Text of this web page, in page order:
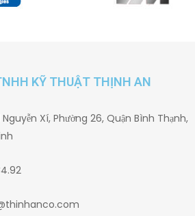
KỸ THUẬT THỊNH AN
Nguyễn Xí, Phường 26, Quận Bình Thạnh,